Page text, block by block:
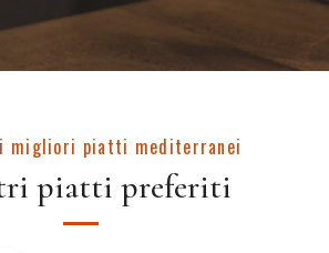
migliori piatti mediterranei
piatti preferiti